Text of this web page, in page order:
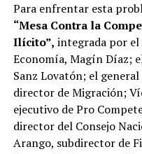
Para enfrentar esta
“Mesa Contra la
Ilícito”, integrada por el
Economía, Magín Díaz;
Sanz Lovatón; el
director de Migración;
ejecutivo de Pro
director del Consejo
Arango, subdirector de